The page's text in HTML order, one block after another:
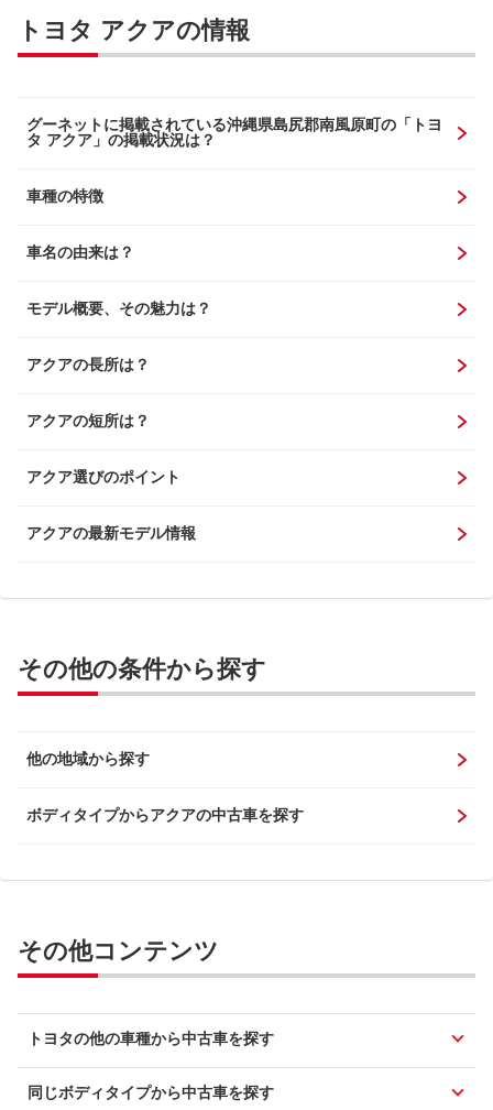
トヨタ アクアの情報
グーネットに掲載されている沖縄県島尻郡南風原町の「トヨ
タ アクア」の掲載状況は？
車種の特徴
車名の由来は？
モデル概要、その魅力は？
アクアの長所は？
アクアの短所は？
アクア選びのポイント
アクアの最新モデル情報
その他の条件から探す
他の地域から探す
ボディタイプからアクアの中古車を探す
その他コンテンツ
トヨタの他の車種から中古車を探す
同じボディタイプから中古車を探す